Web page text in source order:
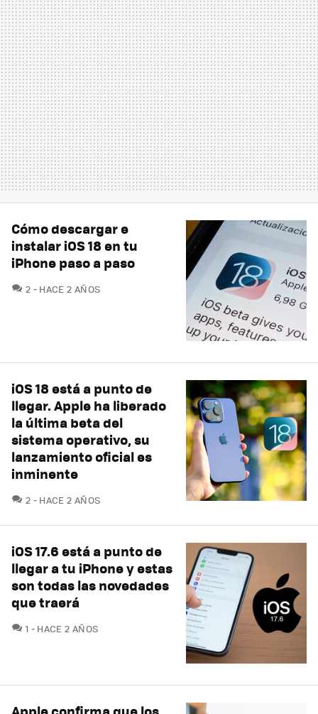
Cómo descargar e
instalar iOS 18 en tu
iPhone paso a paso
2 COMENTARIOS
HACE 2 AÑOS
iOS 18 está a punto de
llegar. Apple ha liberado
la última beta del
sistema operativo, su
lanzamiento oficial es
inminente
2 COMENTARIOS
HACE 2 AÑOS
iOS 17.6 está a punto de
llegar a tu iPhone y estas
son todas las novedades
que traerá
1 COMENTARIOS
HACE 2 AÑOS